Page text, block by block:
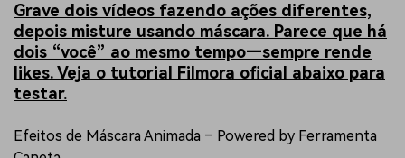
Grave dois vídeos fazendo ações diferentes,
depois misture usando máscara. Parece que há
dois “você” ao mesmo tempo—sempre rende
likes. Veja o tutorial Filmora oficial abaixo para
testar.
Efeitos de Máscara Animada – Powered by Ferramenta